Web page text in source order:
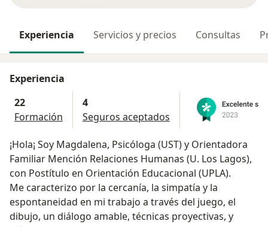
Experiencia Servicios y precios Consultas
Experiencia
22
Formación
4
Seguros aceptados
¡Hola¡ Soy Magdalena, Psicóloga (UST) y Orientadora
Familiar Mención Relaciones Humanas (U. Los Lagos),
con Postítulo en Orientación Educacional (UPLA).
Me caracterizo por la cercanía, la simpatía y la
espontaneidad en mi trabajo a través del juego, el
dibujo, un diálogo amable, técnicas proyectivas, y